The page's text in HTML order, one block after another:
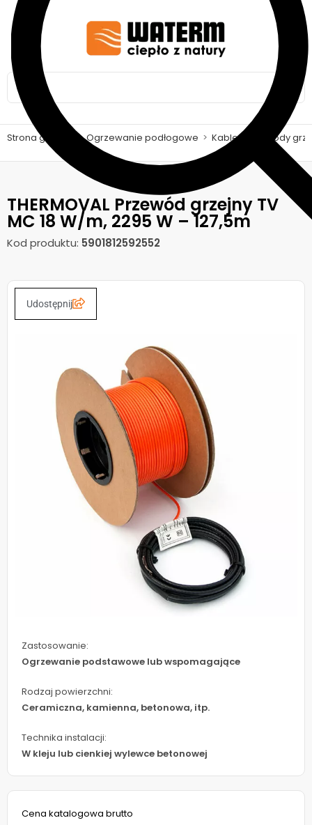
Strona główna > Ogrzewanie podłogowe > Kable i przewody
THERMOVAL Przewód grzejny TV
MC 18 W/m, 2295 W – 127,5m
Kod produktu: 5901812592552
Udostępnij
Zastosowanie:
Ogrzewanie podstawowe lub wspomagające
Rodzaj powierzchni:
Ceramiczna, kamienna, betonowa, itp.
Technika instalacji:
W kleju lub cienkiej wylewce betonowej
Cena katalogowa brutto